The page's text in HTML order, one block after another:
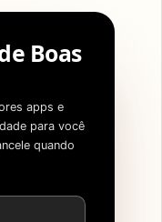
Boas
apps e
para você
quando